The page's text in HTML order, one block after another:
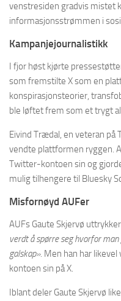
venstresiden gradvis mistet
informasjonsstrømmen i
Kampanjejournalistikk
I fjor høst kjørte
som fremstilte X som en
konspirasjonsteorier,
ble løftet frem som et trygt
Eivind Trædal, en veteran på
vendte plattformen ryggen.
Twitter-kontoen sin og
mulig tilhengere til Bluesky
Misfornøyd AUFer
AUFs Gaute Skjervø
verdt å spørre seg hvorfor
galskap». Men han har
kontoen sin på X.
Iblant deler Gaute Skjervø